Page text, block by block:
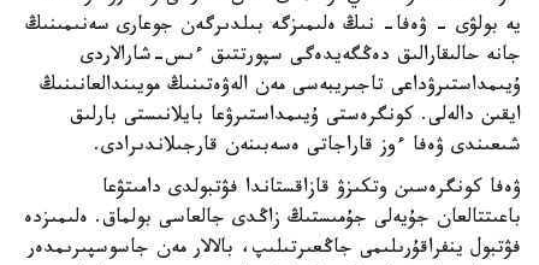
يە بولۋى - ۋەفا- نىڭ ەلىمىزگە بىلدىرگەن جوعارى سەنىمىنىڭ
جانە حالىقارالىق دەڭگەيدەگى سپورتتىق ءىس-شارالاردى
ۇيىمداستىرۋداعى تاجىريبەسى مەن الەۋەتىنىڭ مويىندالعانىنىڭ
ايقىن دالەلى. كونگرەستى ۇيىمداستىرۋعا بايلانىستى بارلىق
شىعىندى ۋەفا ءوز قاراجاتى ەسەبىنەن قارجىلاندىرادى.
ۋەفا كونگرەسىن وتكىزۋ قازاقستاندا فۋتبولدى دامىتۋعا
باعىتتالعان جۇيەلى جۇمىستىڭ زاڭدى جالعاسى بولماق. ەلىمىزدە
فۋتبول ينفراقۇرىلىمى جاڭعىرتىلىپ، بالالار مەن جاسوسپىرىمدەر